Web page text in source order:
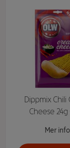
Dippmix Chili
Cheese 24g
Mer info